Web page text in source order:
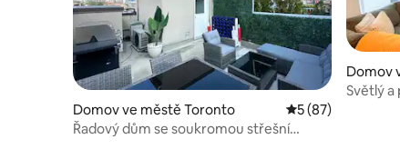
Domov ve městě Toronto Průměrné
5 (87)
Řadový dům se soukromou střešní
Domov
Světlý